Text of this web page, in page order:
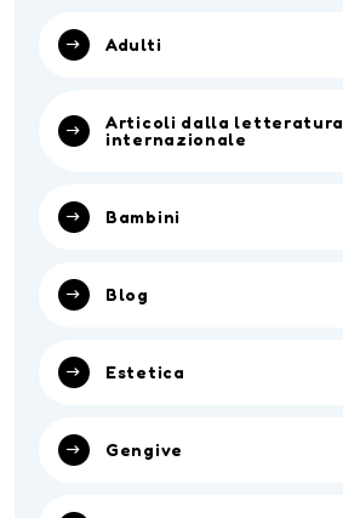
Adulti
Articoli dalla letteratura
internazionale
Bambini
Blog
Estetica
Gengive